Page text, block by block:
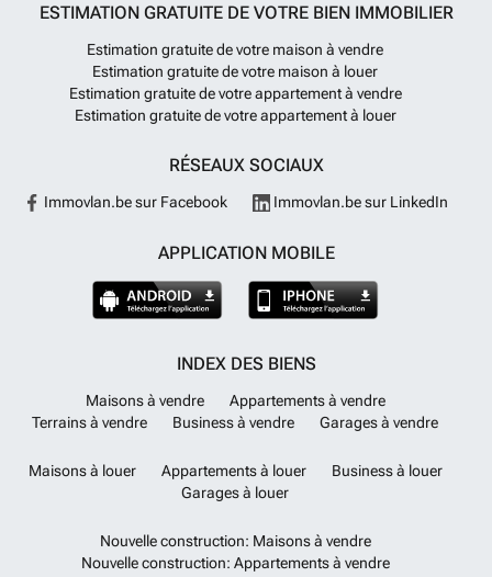
ESTIMATION GRATUITE DE VOTRE BIEN IMMOBILIER
Estimation gratuite de votre maison à vendre
Estimation gratuite de votre maison à louer
Estimation gratuite de votre appartement à vendre
Estimation gratuite de votre appartement à louer
RÉSEAUX SOCIAUX
Immovlan.be sur Facebook Immovlan.be sur LinkedIn
APPLICATION MOBILE
INDEX DES BIENS
Maisons à vendre
Appartements à vendre
Terrains à vendre
Business à vendre Garages à vendre
Maisons à louer Appartements à louer
Business à louer
Garages à louer
Nouvelle construction: Maisons à vendre
Nouvelle construction: Appartements à vendre